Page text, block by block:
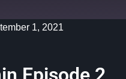
1, 2021